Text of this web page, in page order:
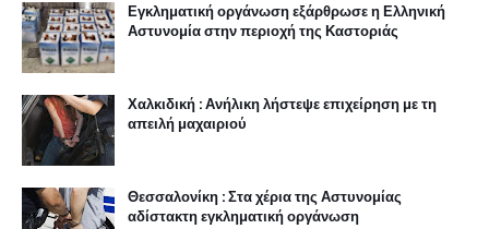
Εγκληματική οργάνωση εξάρθρωσε η Ελληνική
Αστυνομία στην περιοχή της Καστοριάς
Χαλκιδική : Ανήλικη λήστεψε επιχείρηση με τη
απειλή μαχαιριού
Θεσσαλονίκη : Στα χέρια της Αστυνομίας
αδίστακτη εγκληματική οργάνωση